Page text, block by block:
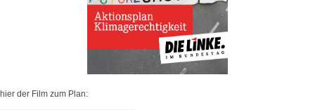
hier der Film zum Plan: